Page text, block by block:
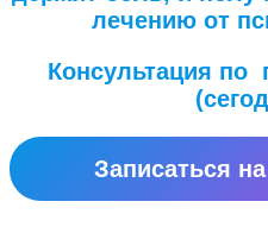
лечению от
Консультация по
Записаться